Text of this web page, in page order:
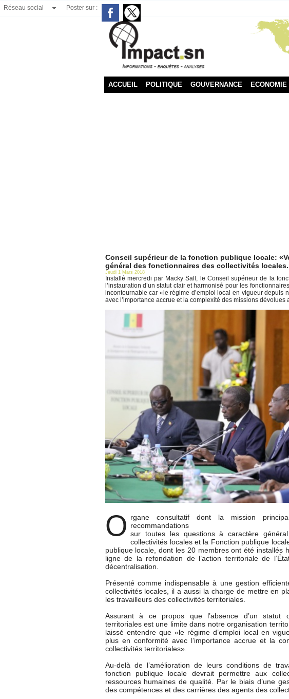
Réseau social Poster sur :
ACCUEIL POLITIQUE GOUVERNANCE ECONOMIE
Conseil supérieur de la fonction publique locale:
général des fonctionnaires des collectivités
Jeudi 1 Mars 2018
Installé mercredi par Macky Sall, le Conseil supérieur de la
l’instauration d’un statut clair et harmonisé pour les
incontournable car «le régime d’emploi local en vigueur depuis
avec l’importance accrue et la complexité des missions dévolues
O rgane consultatif dont la mission
recommandations
sur toutes les questions à caractère
collectivités locales et la Fonction publique
publique locale, dont les 20 membres ont été installés
ligne de la refondation de l’action territoriale de
décentralisation.
Présenté comme indispensable à une gestion
collectivités locales, il a aussi la charge de mettre en
les travailleurs des collectivités territoriales.
Assurant à ce propos que l’absence d’un statut
territoriales est une limite dans notre organisation
laissé entendre que «le régime d’emploi local en
plus en conformité avec l’importance accrue et la
collectivités territoriales».
Au-delà de l’amélioration de leurs conditions de
fonction publique locale devrait permettre aux
ressources humaines de qualité. Par le biais d’une
des compétences et des carrières des agents des